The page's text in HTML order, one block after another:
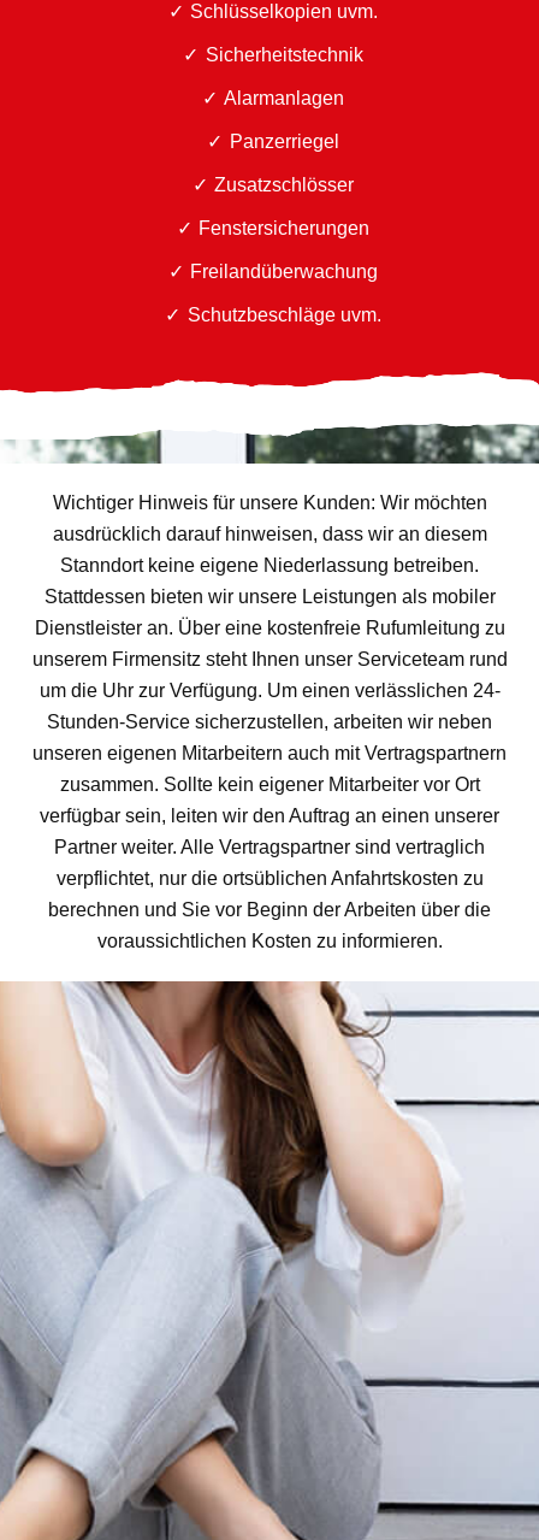
Schlüsselkopien uvm.
Sicherheitstechnik
Alarmanlagen
Panzerriegel
Zusatzschlösser
Fenstersicherungen
Freilandüberwachung
Schutzbeschläge uvm.
Wichtiger Hinweis für unsere Kunden: Wir möchten
ausdrücklich darauf hinweisen, dass wir an diesem
Stanndort keine eigene Niederlassung betreiben.
Stattdessen bieten wir unsere Leistungen als mobiler
Dienstleister an. Über eine kostenfreie Rufumleitung zu
unserem Firmensitz steht Ihnen unser Serviceteam rund
um die Uhr zur Verfügung. Um einen verlässlichen 24-
Stunden-Service sicherzustellen, arbeiten wir neben
unseren eigenen Mitarbeitern auch mit Vertragspartnern
zusammen. Sollte kein eigener Mitarbeiter vor Ort
verfügbar sein, leiten wir den Auftrag an einen unserer
Partner weiter. Alle Vertragspartner sind vertraglich
verpflichtet, nur die ortsüblichen Anfahrtskosten zu
berechnen und Sie vor Beginn der Arbeiten über die
voraussichtlichen Kosten zu informieren.